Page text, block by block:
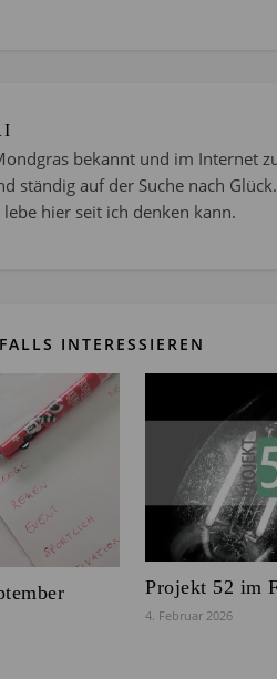
bekannt und im Internet
ständig auf der Suche nach
hier seit ich denken kann.
INTERESSIEREN
Projekt 52 im
4. Februar 2026